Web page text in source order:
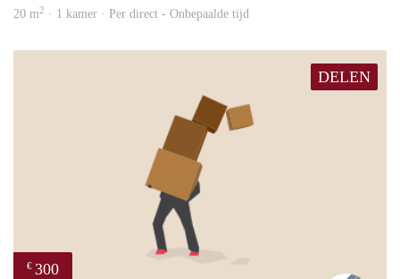
20 m2 · 1 kamer · Per direct - Onbepaalde tijd
DELEN
€ 300